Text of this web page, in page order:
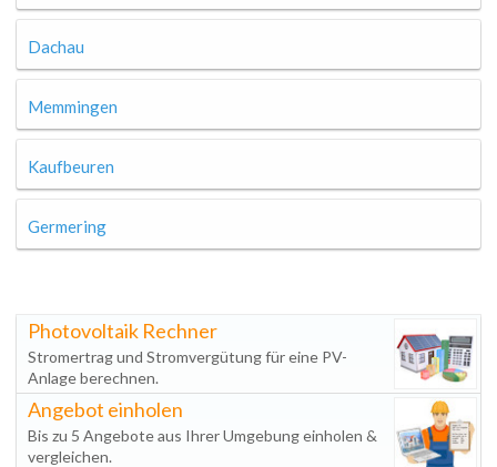
Dachau
Memmingen
Kaufbeuren
Germering
Photovoltaik Rechner
Stromertrag und Stromvergütung für eine PV-
Anlage berechnen.
Angebot einholen
Bis zu 5 Angebote aus Ihrer Umgebung einholen &
vergleichen.